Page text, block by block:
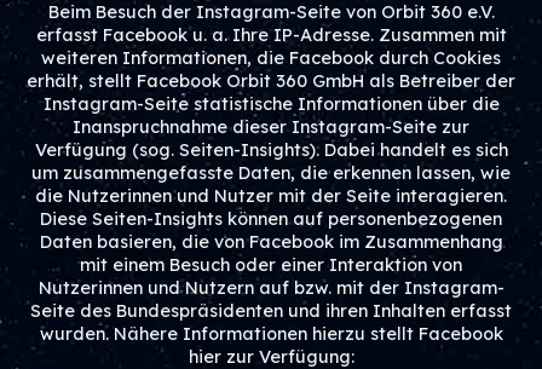
Beim Besuch der Instagram-Seite von Orbit 360 e.V.
erfasst Facebook u. a. Ihre IP-Adresse. Zusammen mit
weiteren Informationen, die Facebook durch Cookies
erhält, stellt Facebook Orbit 360 GmbH als Betreiber der
Instagram-Seite statistische Informationen über die
Inanspruchnahme dieser Instagram-Seite zur
Verfügung (sog. Seiten-Insights). Dabei handelt es sich
um zusammengefasste Daten, die erkennen lassen, wie
die Nutzerinnen und Nutzer mit der Seite interagieren.
Diese Seiten-Insights können auf personenbezogenen
Daten basieren, die von Facebook im Zusammenhang
mit einem Besuch oder einer Interaktion von
Nutzerinnen und Nutzern auf bzw. mit der Instagram-
Seite des Bundespräsidenten und ihren Inhalten erfasst
wurden. Nähere Informationen hierzu stellt Facebook
hier zur Verfügung: